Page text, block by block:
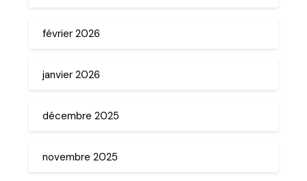
février 2026
janvier 2026
décembre 2025
novembre 2025